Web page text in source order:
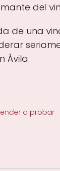
del
de una
Ávila.
a probar